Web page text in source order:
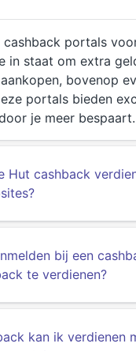
portals
in staat om extra
bovenop
portals bieden
je meer bespaart.
Hut cashback
bij een
te verdienen?
kan ik verdienen